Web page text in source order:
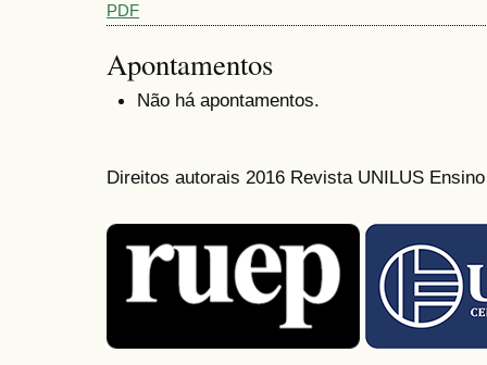
PDF
Apontamentos
Não há apontamentos.
Direitos autorais 2016 Revista UNILUS